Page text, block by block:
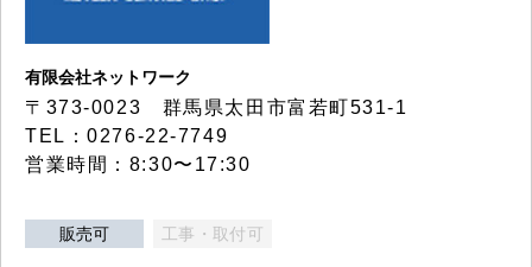
有限会社ネットワーク
〒373-0023 群馬県太田市富若町531-1
TEL：0276-22-7749
営業時間：8:30〜17:30
販売可 工事・取付可